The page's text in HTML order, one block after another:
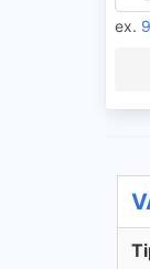
ex.